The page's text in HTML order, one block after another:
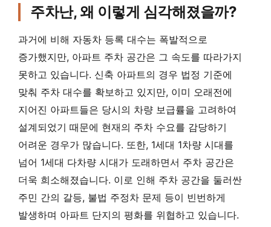
주차난, 왜 이렇게 심각해졌을까?
과거에 비해 자동차 등록 대수는 폭발적으로
증가했지만, 아파트 주차 공간은 그 속도를 따라가지
못하고 있습니다. 신축 아파트의 경우 법정 기준에
맞춰 주차 대수를 확보하고 있지만, 이미 오래전에
지어진 아파트들은 당시의 차량 보급률을 고려하여
설계되었기 때문에 현재의 주차 수요를 감당하기
어려운 경우가 많습니다. 또한, 1세대 1차량 시대를
넘어 1세대 다차량 시대가 도래하면서 주차 공간은
더욱 희소해졌습니다. 이로 인해 주차 공간을 둘러싼
주민 간의 갈등, 불법 주정차 문제 등이 빈번하게
발생하며 아파트 단지의 평화를 위협하고 있습니다.